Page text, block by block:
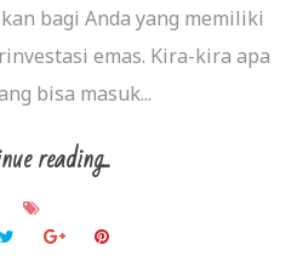
bagi Anda yang memiliki
emas. Kira-kira apa
bisa masuk...
reading...